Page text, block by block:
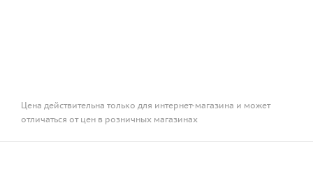
Цена действительна только для интернет-магазина и может
отличаться от цен в розничных магазинах